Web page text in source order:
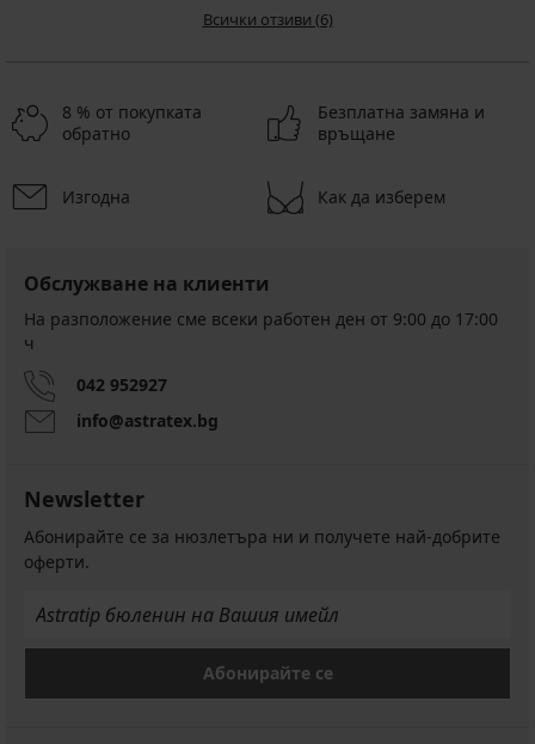
Всички отзиви (6)
8 % от покупката
обратно
Безплатна замяна и
връщане
Изгодна Как да изберем
Обслужване на клиенти
На разположение сме всеки работен ден от 9:00 до 17:00
ч
042 952927
info@astratex.bg
Newsletter
Абонирайте се за нюзлетъра ни и получете най-добрите
оферти.
Абонирайте се